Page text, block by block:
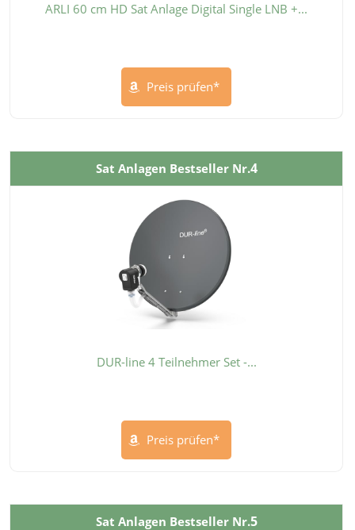
ARLI 60 cm HD Sat Anlage Digital Single LNB +...
Preis prüfen*
Sat Anlagen Bestseller Nr.4
DUR-line 4 Teilnehmer Set -...
Preis prüfen*
Sat Anlagen Bestseller Nr.5